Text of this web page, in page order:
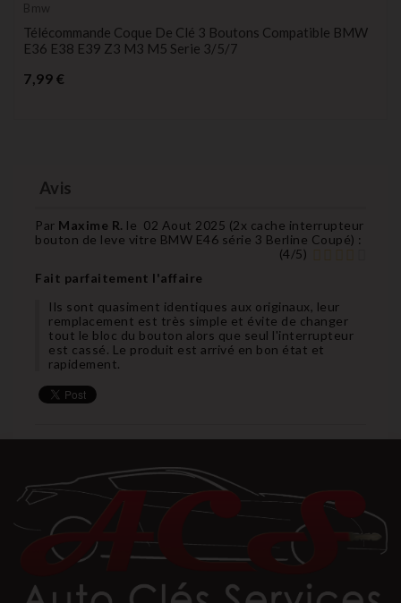
Bmw
Télécommande Coque De Clé 3 Boutons Compatible BMW
E36 E38 E39 Z3 M3 M5 Serie 3/5/7
7,99 €
Avis
Par Maxime R. le 02 Aout 2025 (2x cache interrupteur
bouton de leve vitre BMW E46 série 3 Berline Coupé) :
(4/5)
Fait parfaitement l'affaire
Ils sont quasiment identiques aux originaux, leur
remplacement est très simple et évite de changer
tout le bloc du bouton alors que seul l'interrupteur
est cassé. Le produit est arrivé en bon état et
rapidement.